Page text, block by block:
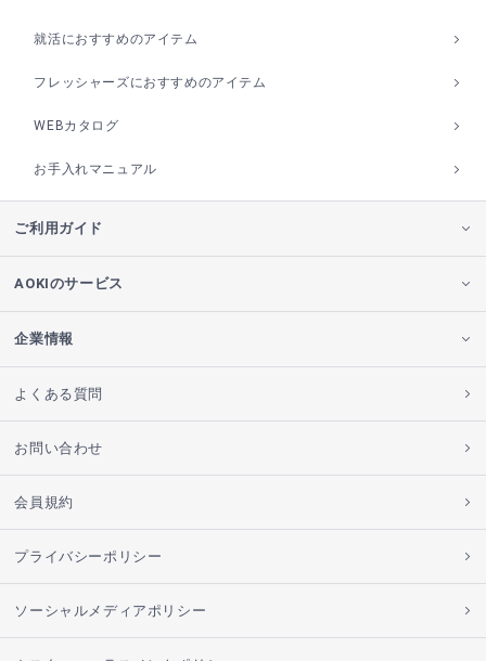
就活におすすめのアイテム
フレッシャーズにおすすめのアイテム
WEBカタログ
お手入れマニュアル
ご利用ガイド
AOKIのサービス
企業情報
よくある質問
お問い合わせ
会員規約
プライバシーポリシー
ソーシャルメディアポリシー